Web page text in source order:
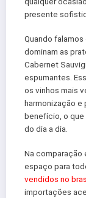
presente
Quando
dominam as
Cabernet
espumantes.
os vinhos mais
harmonização
benefício, o que
do dia a dia.
Na comparação
espaço para
vendidos no
importações